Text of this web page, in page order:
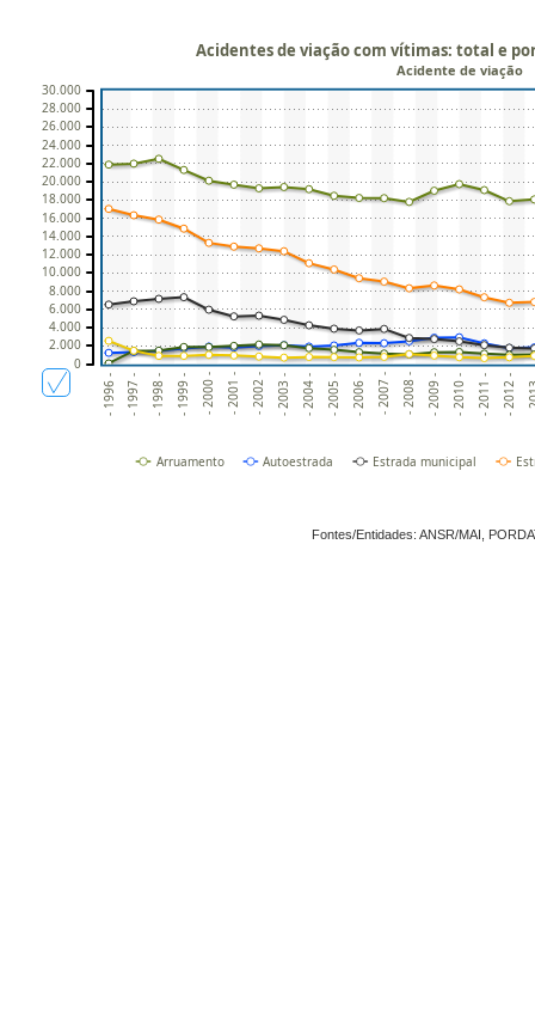
- 1996 - - 1997 - - 1998 - - 1999 - - 2000 - - 2001 - - 2002 - - 2003 - - 2004 - - 2005 - - 2006 - - 2007 - - 2008 - - 2009 - - 2010 - - 2011 - - 2012 - -
Acidentes de viação com vítimas: total e
Acidente de viação
0
2.000
4.000
6.000
8.000
10.000
12.000
14.000
16.000
18.000
20.000
22.000
24.000
26.000
28.000
30.000
Arruamento Autoestrada Estrada municipal
Fontes/Entidades: ANSR/MAI,